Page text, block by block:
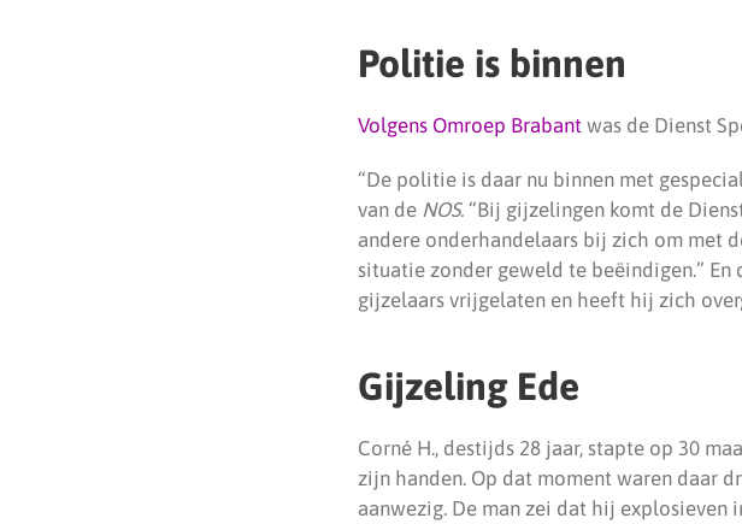
Politie is binnen
Volgens Omroep Brabant was de Dienst
“De politie is daar nu binnen met
van de NOS. “Bij gijzelingen komt de
andere onderhandelaars bij zich om met
situatie zonder geweld te beëindigen.”
gijzelaars vrijgelaten en heeft hij zich
Gijzeling Ede
Corné H., destijds 28 jaar, stapte op 30
zijn handen. Op dat moment waren daar
aanwezig. De man zei dat hij